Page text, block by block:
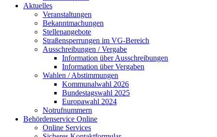
Aktuelles
Veranstaltungen
Bekanntmachungen
Stellenangebote
Straßensperrungen im VG-Bereich
Ausschreibungen / Vergabe
Information über Ausschreibungen
Information über Vergaben
Wahlen / Abstimmungen
Kommunalwahl 2026
Bundestagswahl 2025
Europawahl 2024
Notrufnummern
Behördenservice Online
Online Services